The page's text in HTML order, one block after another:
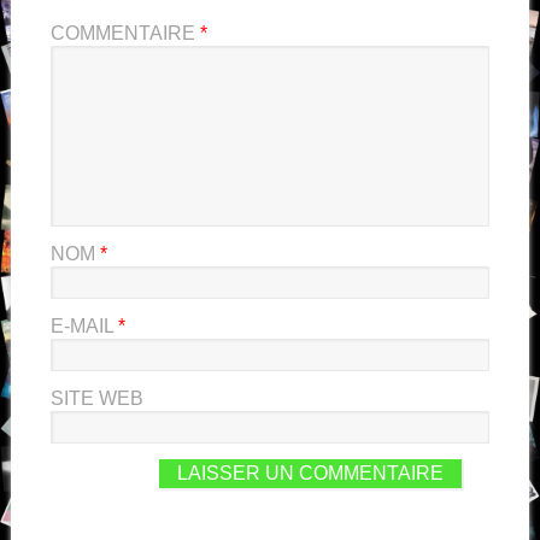
COMMENTAIRE *
NOM *
E-MAIL *
SITE WEB